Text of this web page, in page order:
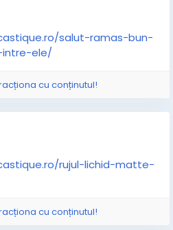
salut-ramas-bun-
ele/
cu conținutul!
rujul-lichid-matte-
cu conținutul!